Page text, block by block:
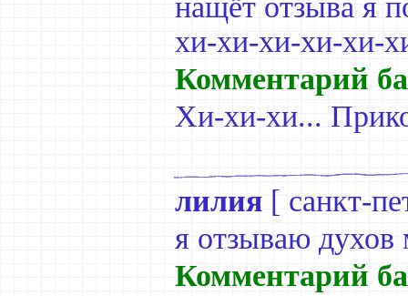
нащёт отзыва я
хи-хи-хи-хи-хи-
Комментарий
Хи-хи-хи...
лилия [ санкт-
я отзываю духов
Комментарий